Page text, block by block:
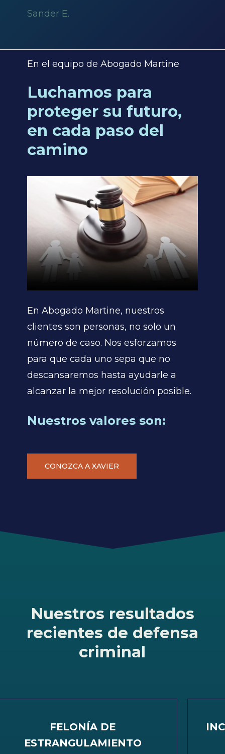
Sander E.
En el equipo de Abogado Martine
Luchamos para
proteger su futuro,
en cada paso del
camino
En Abogado Martine, nuestros
clientes son personas, no solo un
número de caso. Nos esforzamos
para que cada uno sepa que no
descansaremos hasta ayudarle a
alcanzar la mejor resolución posible.
Nuestros valores son:
CONOZCA A XAVIER
Nuestros resultados
recientes de defensa
criminal
FELONÍA DE
ESTRANGULAMIENTO